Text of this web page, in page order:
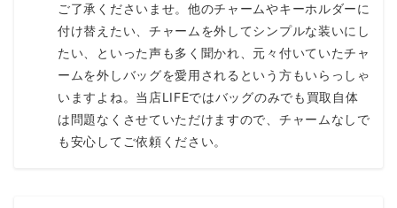
ご了承くださいませ。他のチャームやキーホルダーに
付け替えたい、チャームを外してシンプルな装いにし
たい、といった声も多く聞かれ、元々付いていたチャ
ームを外しバッグを愛用されるという方もいらっしゃ
いますよね。当店LIFEではバッグのみでも買取自体
は問題なくさせていただけますので、チャームなしで
も安心してご依頼ください。